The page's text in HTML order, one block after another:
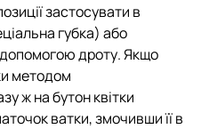
застосувати в
губка) або
допомогою дроту. Якщо
методом
ж на бутон квітки
ватки, змочивши її в